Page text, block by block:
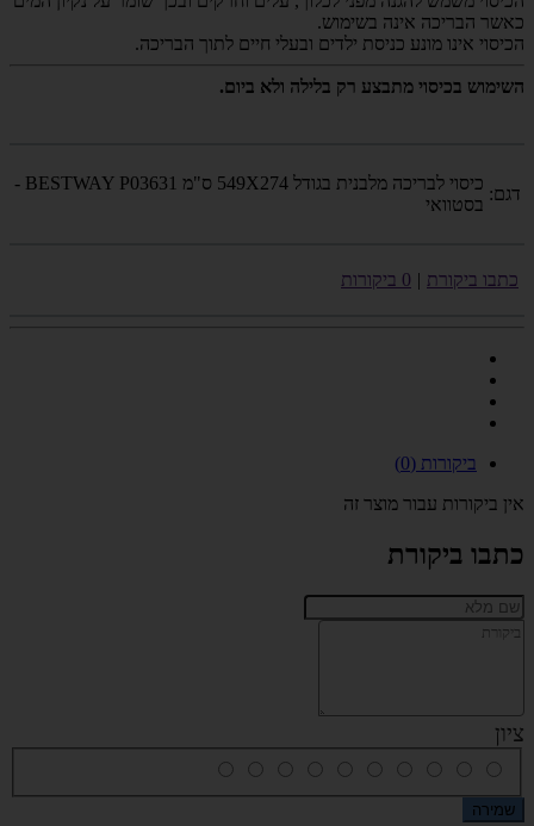
כאשר הבריכה אינה בשימוש.
הכיסוי אינו מונע כניסת ילדים ובעלי חיים לתוך הבריכה.
השימוש בכיסוי מתבצע רק בלילה ולא ביום.
דגם:
כיסוי לבריכה מלבנית בגודל 549X274 ס"מ BESTWAY P03631 -
בסטוואי
כתבו ביקורת | 0 ביקורות
ביקורות (0)
אין ביקורות עבור מוצר זה
כתבו ביקורת
ציון
שמירה